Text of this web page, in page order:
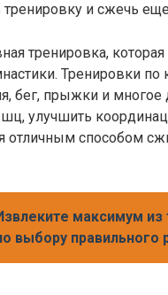
тренировку и сжечь
тренировка,
Тренировки
бег, прыжки и многое
улучшить
отличным способом
максимум из
выбору правильного